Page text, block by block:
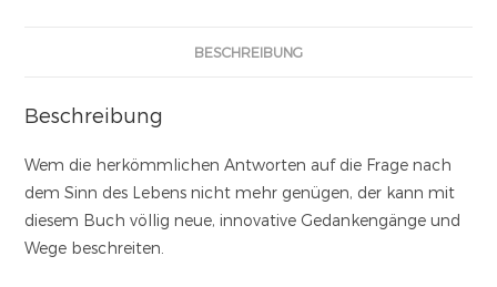
BESCHREIBUNG
Beschreibung
Wem die herkömmlichen Antworten auf die Frage nach
dem Sinn des Lebens nicht mehr genügen, der kann mit
diesem Buch völlig neue, innovative Gedankengänge und
Wege beschreiten.